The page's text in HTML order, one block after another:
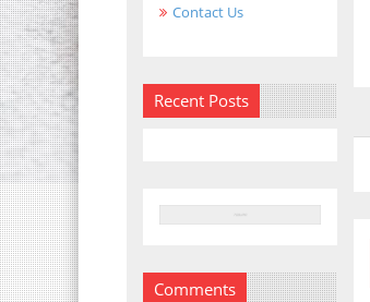
Contact Us
Recent Posts
Comments